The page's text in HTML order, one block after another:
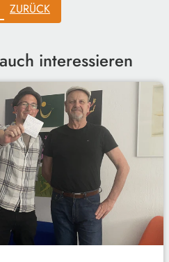
ZURÜCK
interessieren